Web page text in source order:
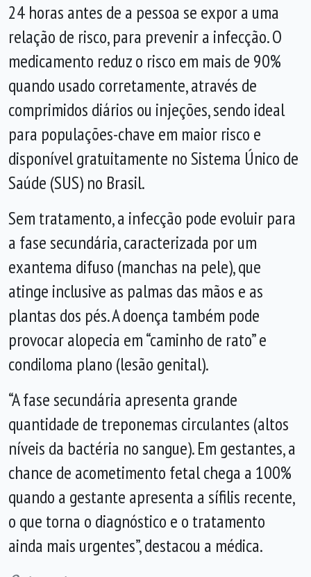
24 horas antes de a pessoa se expor a uma
relação de risco, para prevenir a infecção. O
medicamento reduz o risco em mais de 90%
quando usado corretamente, através de
comprimidos diários ou injeções, sendo ideal
para populações-chave em maior risco e
disponível gratuitamente no Sistema Único de
Saúde (SUS) no Brasil.
Sem tratamento, a infecção pode evoluir para
a fase secundária, caracterizada por um
exantema difuso (manchas na pele), que
atinge inclusive as palmas das mãos e as
plantas dos pés. A doença também pode
provocar alopecia em “caminho de rato” e
condiloma plano (lesão genital).
“A fase secundária apresenta grande
quantidade de treponemas circulantes (altos
níveis da bactéria no sangue). Em gestantes, a
chance de acometimento fetal chega a 100%
quando a gestante apresenta a sífilis recente,
o que torna o diagnóstico e o tratamento
ainda mais urgentes”, destacou a médica.